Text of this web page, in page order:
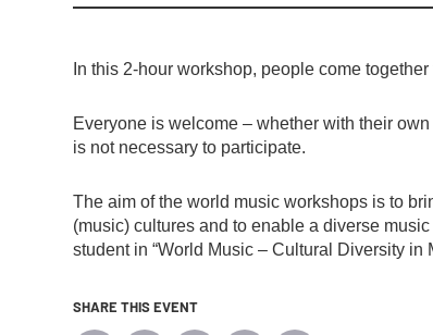
In this 2-hour workshop, people come
Everyone is welcome – whether with their
is not necessary to participate.
The aim of the world music workshops is to
(music) cultures and to enable a diverse
student in “World Music – Cultural Diversity in
SHARE THIS EVENT